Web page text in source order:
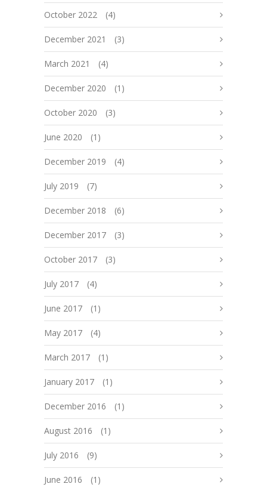
October 2022 (4)
December 2021 (3)
March 2021 (4)
December 2020 (1)
October 2020 (3)
June 2020 (1)
December 2019 (4)
July 2019 (7)
December 2018 (6)
December 2017 (3)
October 2017 (3)
July 2017 (4)
June 2017 (1)
May 2017 (4)
March 2017 (1)
January 2017 (1)
December 2016 (1)
August 2016 (1)
July 2016 (9)
June 2016 (1)